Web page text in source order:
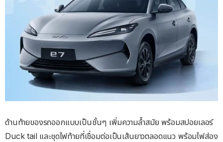
ด้านท้ายของรถออกแบบเป็นชั้นๆ เพิ่มความล้ำสมัย พร้อมสปอยเลอร์
Duck tail และชุดไฟท้ายที่เชื่อมต่อเป็นเส้นยาวตลอดแนว พร้อมไฟส่อง